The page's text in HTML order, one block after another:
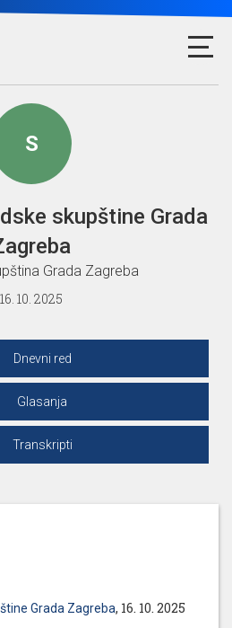
S
skupštine Grada
Grada Zagreba
16. 10. 2025
Dnevni red
Glasanja
Transkripti
Grada Zagreba, 16. 10. 2025